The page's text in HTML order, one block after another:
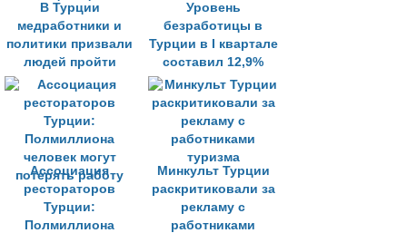
В Турции
медработники и
политики призвали
людей пройти
вакцинацию
Уровень
безработицы в
Турции в I квартале
составил 12,9%
Ассоциация
рестораторов
Турции:
Полмиллиона
Минкульт Турции
раскритиковали за
рекламу с
работниками